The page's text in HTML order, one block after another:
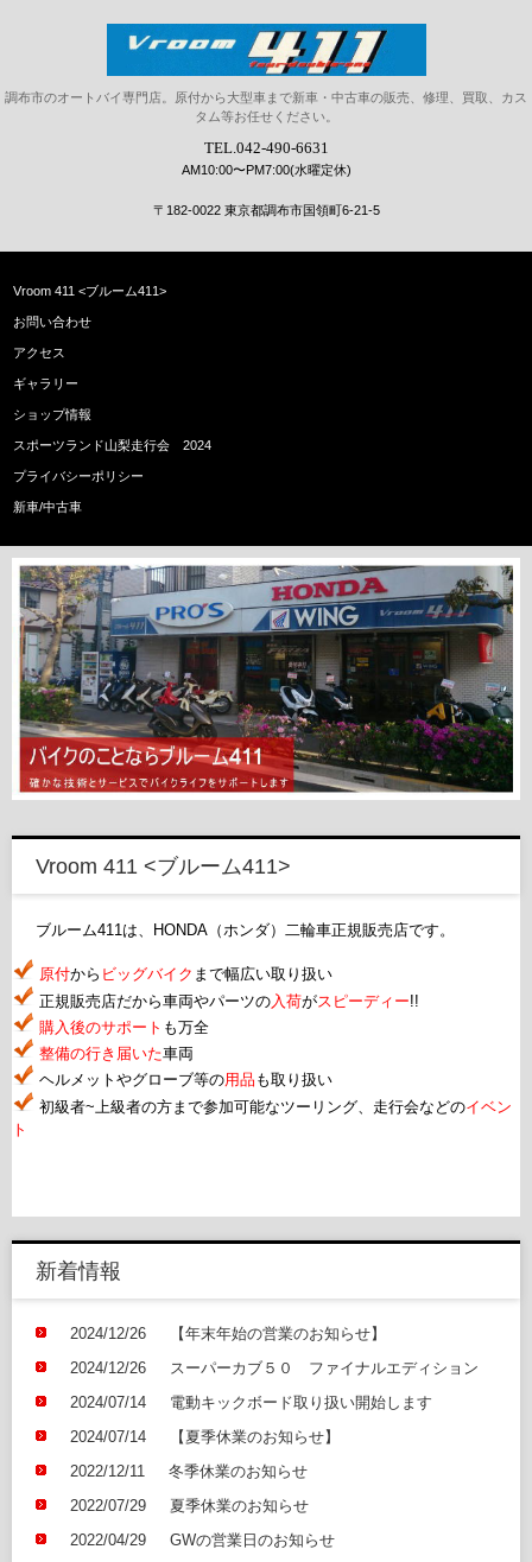
Vroom411(ブルーム411)｜調
布、狛江、府中、三鷹、川崎、
ホンダバイク新車、中古車、パ
調布市のオートバイ専門店。原付から大型車まで新車・中古車の販売、修理、買取、カス
タム等お任せください。
TEL.042-490-6631
AM10:00〜PM7:00(水曜定休)
〒182-0022 東京都調布市国領町6-21-5
Vroom 411 <ブルーム411>
お問い合わせ
アクセス
ギャラリー
ショップ情報
スポーツランド山梨走行会 2024
プライバシーポリシー
新車/中古車
Vroom 411 <ブルーム411>
ブルーム411は、HONDA（ホンダ）二輪車正規販売店です。
原付から ビッグバイク まで幅広い取り扱い
正規販売店だから車両やパーツの 入荷がスピーディー!!
購入後のサポート も万全
整備の行き届いた車両
ヘルメットやグローブ等の用品 も取り扱い
初級者~上級者の方まで参加可能なツーリング、走行会などのイベン
ト
新着情報
2024/12/26
【年末年始の営業のお知らせ】
2024/12/26
スーパーカブ５０ ファイナルエディション
2024/07/14
電動キックボード取り扱い開始します
2024/07/14
【夏季休業のお知らせ】
2022/12/11
冬季休業のお知らせ
2022/07/29
夏季休業のお知らせ
2022/04/29
GWの営業日のお知らせ